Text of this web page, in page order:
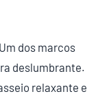
dos marcos
deslumbrante.
relaxante e